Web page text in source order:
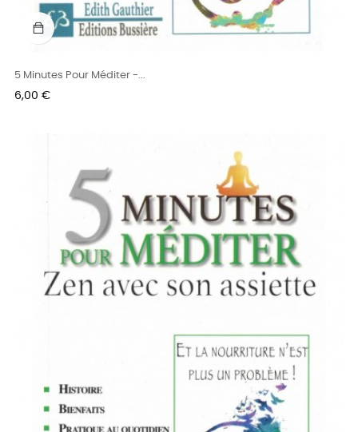
5 Minutes Pour Méditer -...
Prix
6,00 €